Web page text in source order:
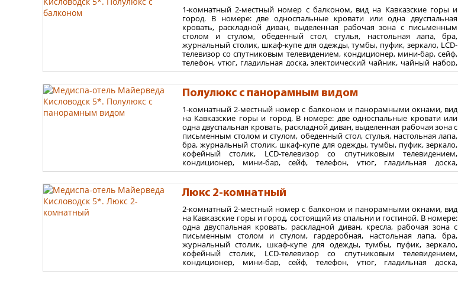
Площадь номера 30 м
Варианты размещения:
максимум - 2 взрослых
Дети младше 18 лет в медиспа-отель не принимаются.
1-комнатный 2-местный номер с балконом, вид на Кавказские горы и
город. В номере: две односпальные кровати или одна двуспальная
кровать, раскладной диван, выделенная рабочая зона с письменным
столом и стулом, обеденный стол, стулья, настольная лапа, бра,
журнальный столик, шкаф-купе для одежды, тумбы, пуфик, зеркало, LCD-
телевизор со спутниковым телевидением, кондиционер, мини-бар, сейф,
телефон, утюг, гладильная доска, электрический чайник, чайный набор,
питьевая вода, интернет, Wi-Fi.. В ванной комнате: душевая кабина,
гостиничная парфюмерия. На полу в номере – ковровое покрытие.
Дополнительное место не предусмотрено.
Площадь номера 38 м 2
Варианты размещения:
максимум - 2 взрослых
Дети младше 18 лет в медиспа-отель не принимаются.
Полулюкс с панорамным видом
1-комнатный 2-местный номер с балконом и панорамными окнами, вид
на Кавказские горы и город. В номере: две односпальные кровати или
одна двуспальная кровать, раскладной диван, выделенная рабочая зона с
письменным столом и стулом, обеденный стол, стулья, настольная лапа,
бра, журнальный столик, шкаф-купе для одежды, тумбы, пуфик, зеркало,
кофейный столик, LCD-телевизор со спутниковым телевидением,
кондиционер, мини-бар, сейф, телефон, утюг, гладильная доска,
электрический чайник, чайный набор, питьевая вода, интернет, Wi-Fi. В
принадлежности, халаты, тапочки, гостиничная парфюмерия. На полу в
номере – ковровое покрытие. Дополнительное место не предусмотрено.
Площадь номера 38 м 2
Варианты размещения:
максимум - 2 взрослых
Дети младше 18 лет в медиспа-отель не принимаются.
Люкс 2-комнатный
2-комнатный 2-местный номер с балконом и панорамными окнами, вид
на Кавказские горы и город, состоящий из спальни и гостиной. В номере:
одна двуспальная кровать, раскладной диван, кресла, рабочая зона с
письменным столом и стулом, гардеробная, настольная лапа, бра,
журнальный столик, шкаф-купе для одежды, тумбы, пуфик, зеркало,
кофейный столик, LCD-телевизор со спутниковым телевидением,
кондиционер, мини-бар, сейф, телефон, утюг, гладильная доска,
электрический чайник, чайный набор, питьевая вода, интернет, Wi-Fi. В